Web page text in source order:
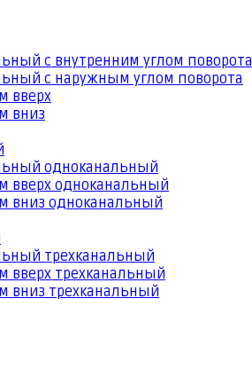
с внутренним углом поворота
с наружным углом поворота
вверх
вниз
одноканальный
вверх одноканальный
вниз одноканальный
трехканальный
вверх трехканальный
вниз трехканальный